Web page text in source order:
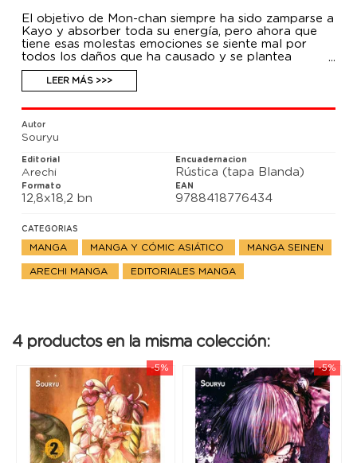
El objetivo de Mon-chan siempre ha sido zamparse a
Kayo y absorber toda su energía, pero ahora que
tiene esas molestas emociones se siente mal por
todos los daños que ha causado y se plantea
contarle a Nako su verdadera naturaleza, pero... ¿le
pegará Kayo una paliza cuando se entere de todo?
LEER MÁS >>>
Autor
Souryu
Editorial
Arechi
Encuadernacion
Rústica (tapa Blanda)
Formato
12,8x18,2 bn
EAN
9788418776434
CATEGORIAS
MANGA MANGA Y CÓMIC ASIÁTICO MANGA SEINEN
ARECHI MANGA EDITORIALES MANGA
4 productos en la misma colección:
-5% -5%